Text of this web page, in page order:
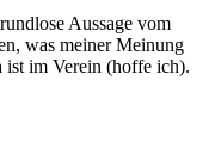
Aussage vom
was meiner Meinung
ist im Verein (hoffe ich).